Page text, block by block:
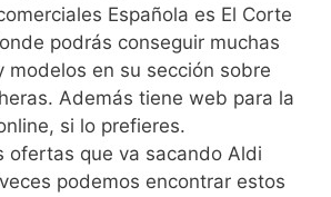
Española es El Corte
podrás conseguir muchas
modelos en su sección sobre
Además tiene web para la
si lo prefieres.
ofertas que va sacando Aldi
podemos encontrar estos